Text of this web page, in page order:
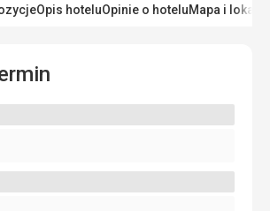
Opis hoteluOpinie o hoteluMapa i